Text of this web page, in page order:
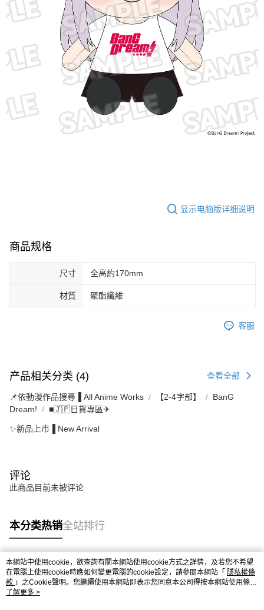
显示电脑版详细说明
商品规格
尺寸 全高約170mm
材質 聚酯纖維
客服
产品相关分类 (4) 查看全部
📌依動漫作品搜尋▐ All Anime Works 【2-4字部】
BanG
Dream!
■🇯🇵日貨專區✈
✨新品上市▐ New Arrival
评论
此商品目前未被评论
本分类热销全站排行
热门标签
本網站中使用cookie，欲查詢有關本網站使用cookie方式之詳情，及若您不希望
在電腦上使用cookie時應如何變更電腦的cookie設定，請參閱本網站「 隱私權條
款 」之Cookie聲明。您繼續使用本網站即表示您同意本公司得按本網站使用條款
之Cookie聲明使用cookie。
了解更多 >